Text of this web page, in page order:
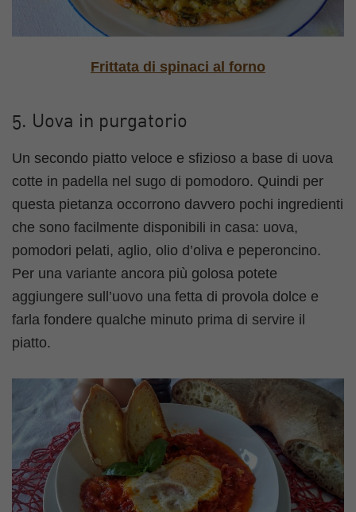
Frittata di spinaci al forno
5. Uova in purgatorio
Un secondo piatto veloce e sfizioso a base di uova
cotte in padella nel sugo di pomodoro. Quindi per
questa pietanza occorrono davvero pochi ingredienti
che sono facilmente disponibili in casa: uova,
pomodori pelati, aglio, olio d’oliva e peperoncino.
Per una variante ancora più golosa potete
aggiungere sull’uovo una fetta di provola dolce e
farla fondere qualche minuto prima di servire il
piatto.